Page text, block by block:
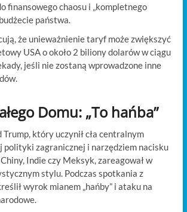
finansowego chaosu i „kompletnego
państwa.
że unieważnienie taryf może zwiększyć
USA o około 2 biliony dolarów w ciągu
jeśli nie zostaną wprowadzone inne
Domu: „To hańba”
który uczynił cła centralnym
polityki zagranicznej i narzędziem nacisku
Indie czy Meksyk, zareagował w
stylu. Podczas spotkania z
wyrok mianem „hańby” i ataku na